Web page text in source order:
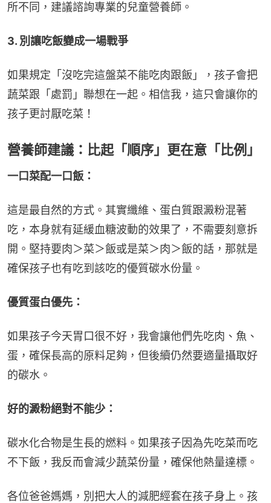
所不同，建議諮詢專業的兒童營養師。
3. 別讓吃飯變成一場戰爭
如果規定「沒吃完這盤菜不能吃肉跟飯」，孩子會把
蔬菜跟「處罰」聯想在一起。相信我，這只會讓你的
孩子更討厭吃菜！
營養師建議：比起「順序」更在意「比例」
一口菜配一口飯：
這是最自然的方式。其實纖維、蛋白質跟澱粉混著
吃，本身就有延緩血糖波動的效果了，不需要刻意拆
開。堅持要肉＞菜＞飯或是菜＞肉＞飯的話，那就是
確保孩子也有吃到該吃的優質碳水份量。
優質蛋白優先：
如果孩子今天胃口很不好，我會讓他們先吃肉、魚、
蛋，確保長高的原料足夠，但後續仍然要適量攝取好
的碳水。
好的澱粉絕對不能少：
碳水化合物是生長的燃料。如果孩子因為先吃菜而吃
不下飯，我反而會減少蔬菜份量，確保他熱量達標。
各位爸爸媽媽，別把大人的減肥經套在孩子身上。孩